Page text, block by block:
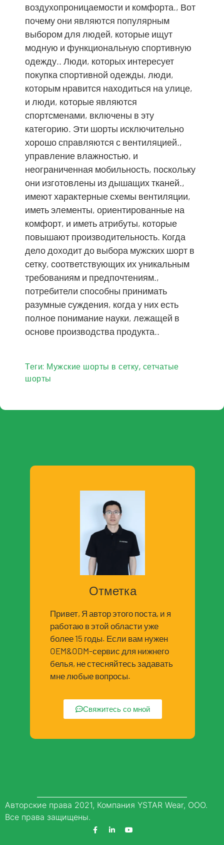
воздухопроницаемости и комфорта., Вот
почему они являются популярным
выбором для людей, которые ищут
модную и функциональную спортивную
одежду.. Люди, которых интересует
покупка спортивной одежды, люди,
которым нравится находиться на улице,
и люди, которые являются
спортсменами, включены в эту
категорию. Эти шорты исключительно
хорошо справляются с вентиляцией.,
управление влажностью, и
неограниченная мобильность, поскольку
они изготовлены из дышащих тканей.,
имеют характерные схемы вентиляции,
иметь элементы, ориентированные на
комфорт, и иметь атрибуты, которые
повышают производительность. Когда
дело доходит до выбора мужских шорт в
сетку, соответствующих их уникальным
требованиям и предпочтениям.,
потребители способны принимать
разумные суждения, когда у них есть
полное понимание науки, лежащей в
основе производства продукта..
Теги: Мужские шорты в сетку, сетчатые
шорты
Отметка
Привет, Я автор этого поста, и я
работаю в этой области уже
более 15 годы. Если вам нужен
OEM&ODM-сервис для нижнего
белья, не стесняйтесь задавать
мне любые вопросы.
Свяжитесь со мной
Авторские права 2021, Компания YSTAR Wear, ООО.
Все права защищены.